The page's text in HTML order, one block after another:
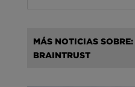
MÁS NOTICIAS
BRAINTRUST